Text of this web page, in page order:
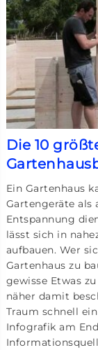
Die 10
Ein Gartenhaus
Gartengeräte als
Entspannung
lässt sich in
aufbauen. Wer
Gartenhaus zu
gewisse Etwas
näher damit
Traum schnell
Infografik am